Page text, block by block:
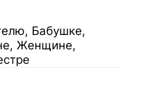
Бабушке,
Женщине,